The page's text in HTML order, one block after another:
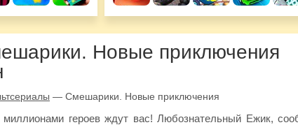
Новые приключения
— Смешарики. Новые приключения
героев ждут вас! Любознательный Ежик,